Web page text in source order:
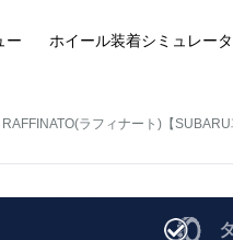
ー ホイール装着シミュレータ
RAFFINATO(ラフィナート)【